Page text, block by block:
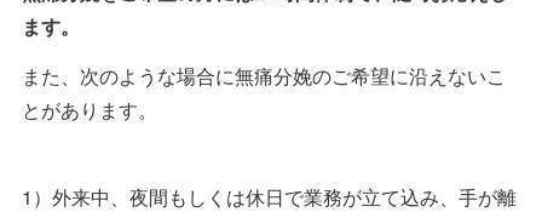
ます。
また、次のような場合に無痛分娩のご希望に沿えないこ
とがあります。
1）外来中、夜間もしくは休日で業務が立て込み、手が離